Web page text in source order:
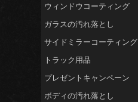
ウィンドウコーティング
ガラスの汚れ落とし
サイドミラーコーティング
トラック用品
プレゼントキャンペーン
ボディの汚れ落とし